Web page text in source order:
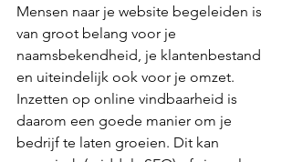
Mensen naar je website begeleiden is
van groot belang voor je
naamsbekendheid, je klantenbestand
en uiteindelijk ook voor je omzet.
Inzetten op online vindbaarheid is
daarom een goede manier om je
bedrijf te laten groeien. Dit kan